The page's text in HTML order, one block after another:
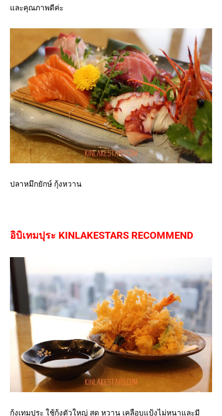
และคุณภาพดีค่ะ
ปลาหมึกยักษ์ กุ้งหวาน
อิบิเทมปุระ KINLAKESTARS RECOMMEND
กุ้งเทมปุระ ใช้กุ้งตัวใหญ่ สด หวาน เคลือบแป้งไม่หนาและมี